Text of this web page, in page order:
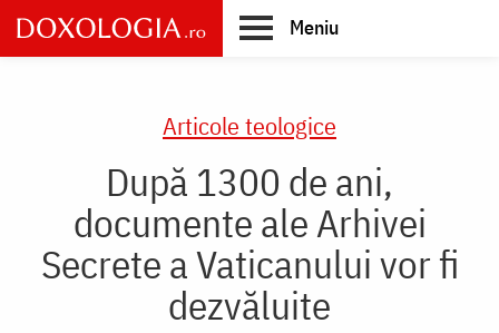
Skip
to
main
Meniu
Articole teologice
După 1300 de ani,
documente ale Arhivei
Secrete a Vaticanului vor fi
dezvăluite